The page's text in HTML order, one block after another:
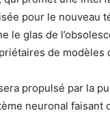
pour le nouveau
le glas de
de modèles
propulsé par la
neuronal faisant